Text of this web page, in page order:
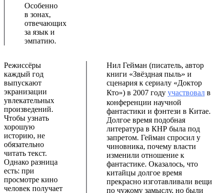
Особенно
в зонах,
отвечающих
за язык и
эмпатию.
Режиссёры
каждый год
выпускают
экранизации
увлекательных
произведений.
Чтобы узнать
хорошую
историю, не
обязательно
читать текст.
Однако разница
есть: при
просмотре кино
человек получает
Нил Гейман (писатель, автор
книги «Звёздная пыль» и
сценария к сериалу «Доктор
Кто») в 2007 году участвовалв
конференции научной
фантастики и фэнтези в Китае.
Долгое время подобная
литература в КНР была под
запретом. Гейман спросил у
чиновника, почему власти
изменили отношение к
фантастике. Оказалось, что
китайцы долгое время
прекрасно изготавливали вещи
по чужому замыслу, но были